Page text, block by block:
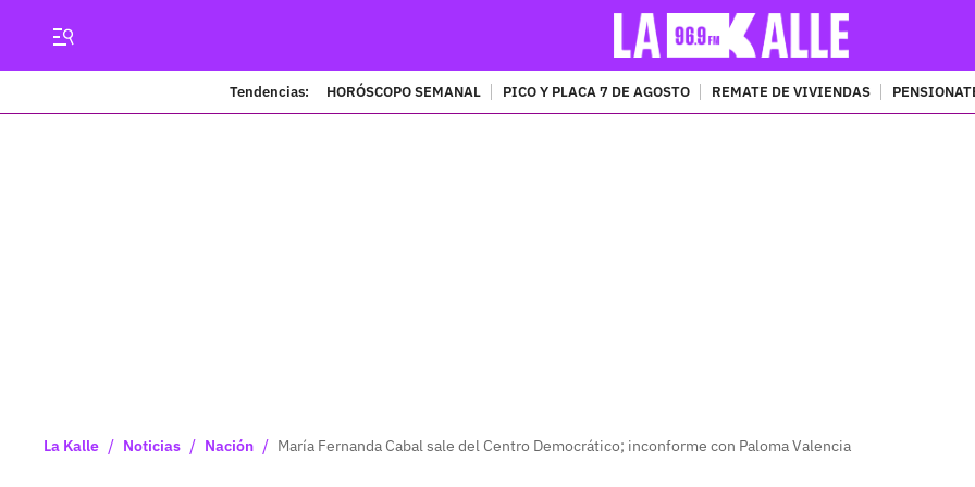
Tendencias: HORÓSCOPO SEMANAL PICO Y PLACA 7 DE AGOSTO REMATE DE VIVIENDAS
La Kalle / Noticias / Nación / María Fernanda Cabal sale del Centro Democrático; inconforme con Paloma Valencia